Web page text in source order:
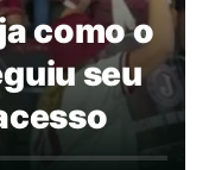
como o
seu